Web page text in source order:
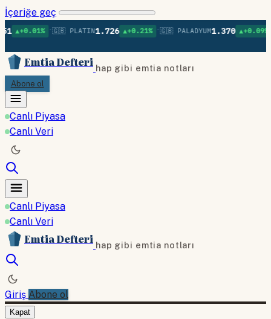
İçeriğe geç
•🇬🇧 PLATIN1.726 ▲+0.21% •🇬🇧 PALADYUM1.370 ▲+0.09% •🇬🇧
Emtia Defteri hap gibi emtia notları
Abone ol
Canlı Piyasa
Canlı Veri
Canlı Piyasa
Canlı Veri
Emtia Defteri hap gibi emtia notları
Giriş Abone ol
Kapat